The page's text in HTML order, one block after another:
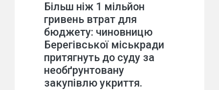
Більш ніж 1 мільйон
гривень втрат для
бюджету: чиновницю
Берегівської міськради
притягнуть до суду за
необґрунтовану
закупівлю укриття.